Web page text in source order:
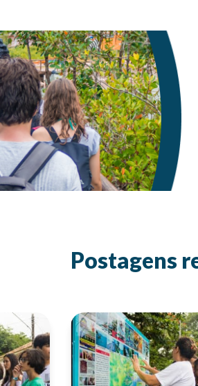
Postagens